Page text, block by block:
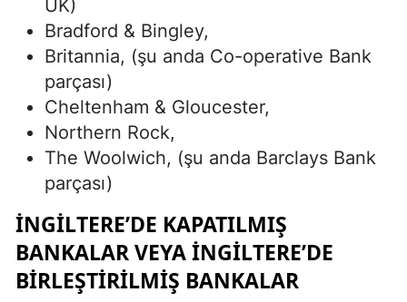
UK)
Bradford & Bingley,
Britannia, (şu anda Co-operative Bank
parçası)
Cheltenham & Gloucester,
Northern Rock,
The Woolwich, (şu anda Barclays Bank
parçası)
İNGILTERE’DE KAPATILMIŞ
BANKALAR VEYA İNGILTERE’DE
BIRLEŞTIRILMIŞ BANKALAR